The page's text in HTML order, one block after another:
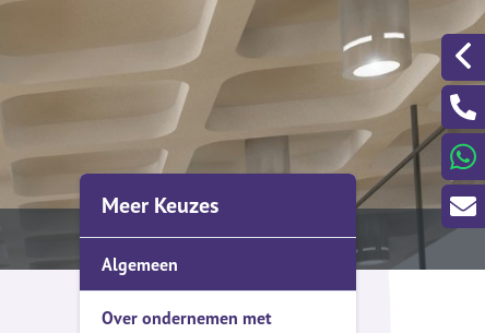
Uitvaartkostenmeter
100% gratis juridische bijstand &
advies bij letselschade
noodnummers verzekeraars
Bepaal de dagwaarde van je auto
Schades melden
Wijzigingen doorgeven
Spoedgevallen buiten
kantooruren?
Een klacht melden?
Meer Keuzes
Algemeen
Over ondernemen met